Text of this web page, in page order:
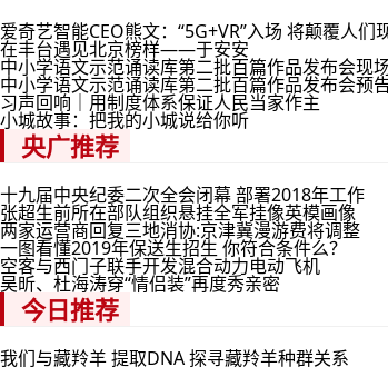
爱奇艺智能CEO熊文：“5G+VR”入场 将颠覆人们
在丰台遇见北京榜样——于安安
中小学语文示范诵读库第二批百篇作品发布会现
中小学语文示范诵读库第二批百篇作品发布会预
习声回响｜用制度体系保证人民当家作主
小城故事：把我的小城说给你听
央广推荐
十九届中央纪委二次全会闭幕 部署2018年工作
张超生前所在部队组织悬挂全军挂像英模画像
两家运营商回复三地消协:京津冀漫游费将调整
一图看懂2019年保送生招生 你符合条件么？
空客与西门子联手开发混合动力电动飞机
吴昕、杜海涛穿“情侣装”再度秀亲密
今日推荐
我们与藏羚羊 提取DNA 探寻藏羚羊种群关系